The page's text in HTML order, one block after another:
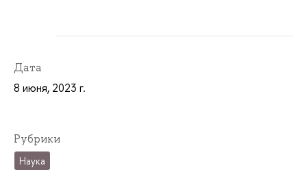
Дата
8 июня, 2023 г.
Рубрики
Наука